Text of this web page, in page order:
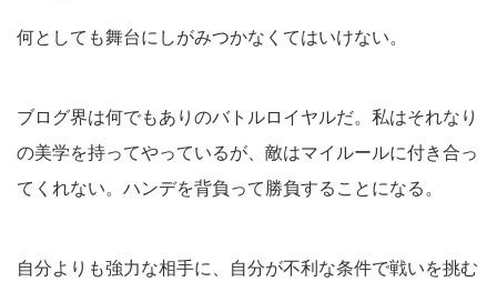
何としても舞台にしがみつかなくてはいけない。
ブログ界は何でもありのバトルロイヤルだ。私はそれなり
の美学を持ってやっているが、敵はマイルールに付き合っ
てくれない。ハンデを背負って勝負することになる。
自分よりも強力な相手に、自分が不利な条件で戦いを挑む